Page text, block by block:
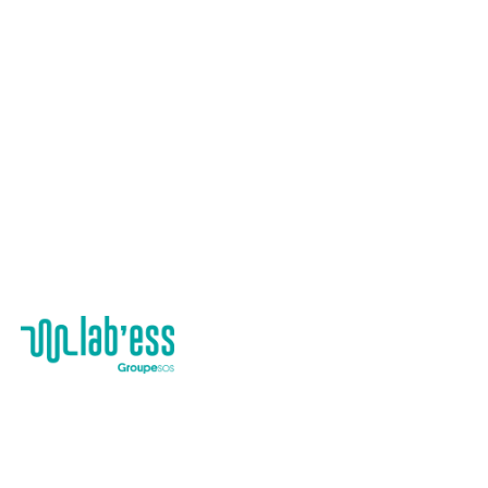
Let’s go,candidatez!